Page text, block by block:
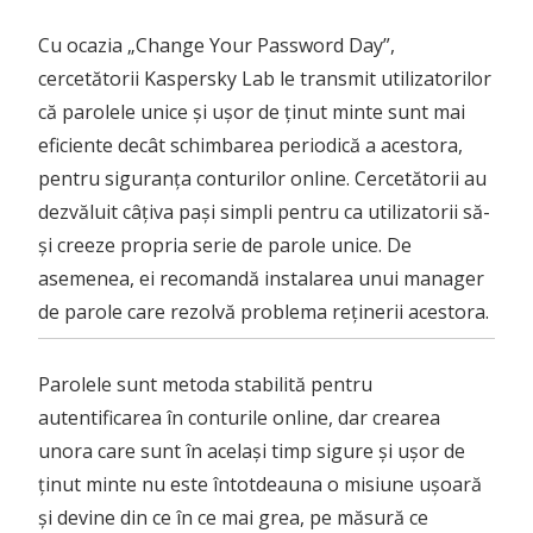
Cu ocazia „Change Your Password Day”,
cercetătorii Kaspersky Lab le transmit utilizatorilor
că parolele unice și ușor de ținut minte sunt mai
eficiente decât schimbarea periodică a acestora,
pentru siguranța conturilor online. Cercetătorii au
dezvăluit câțiva pași simpli pentru ca utilizatorii să-
și creeze propria serie de parole unice. De
asemenea, ei recomandă instalarea unui manager
de parole care rezolvă problema reținerii acestora.
Parolele sunt metoda stabilită pentru
autentificarea în conturile online, dar crearea
unora care sunt în același timp sigure și ușor de
ținut minte nu este întotdeauna o misiune ușoară
și devine din ce în ce mai grea, pe măsură ce